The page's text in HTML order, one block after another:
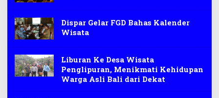
Dispar Gelar FGD Bahas Kalender
Wisata
Liburan Ke Desa Wisata
Penglipuran, Menikmati Kehidupan
Warga Asli Bali dari Dekat